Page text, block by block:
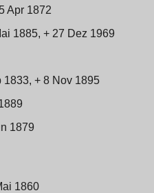
Apr 1872
1885, + 27 Dez 1969
1833, + 8 Nov 1895
1879
1860